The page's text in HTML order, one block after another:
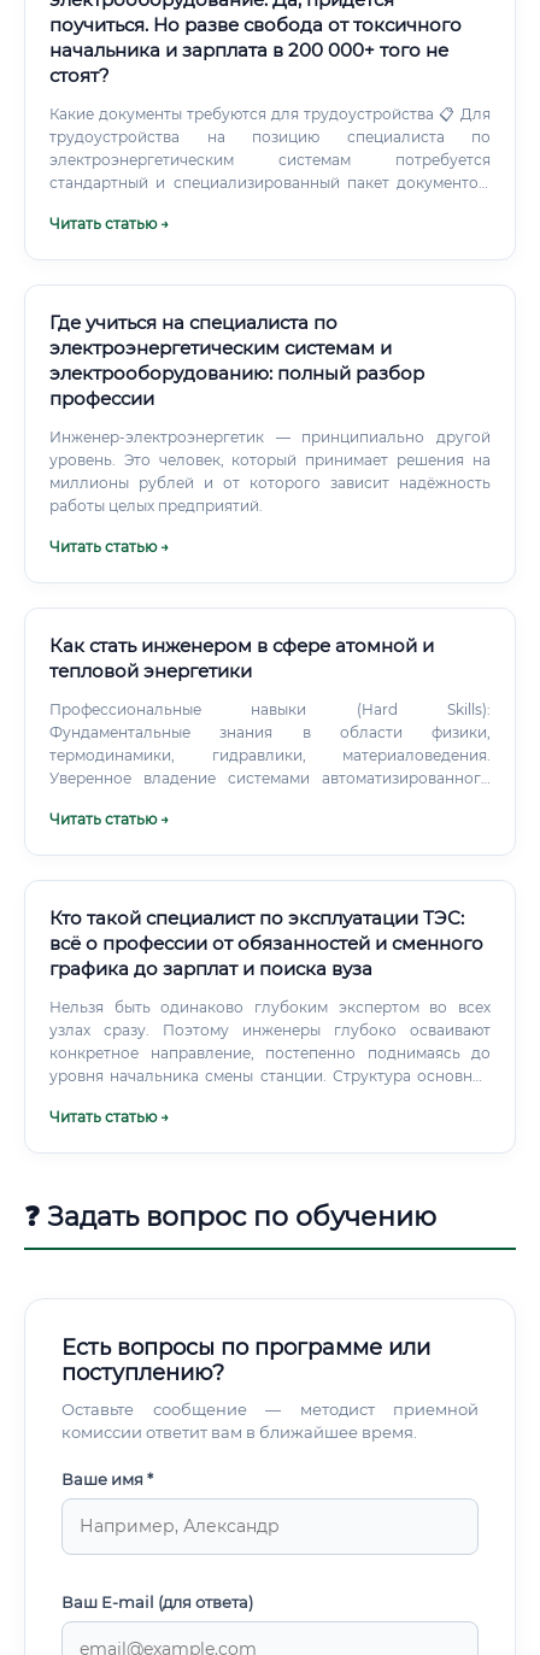
поучиться. Но разве свобода от токсичного
начальника и зарплата в 200 000+ того не
стоят?
Какие документы требуются для трудоустройства 📋 Для
трудоустройства на позицию специалиста по
электроэнергетическим системам потребуется
стандартный и специализированный пакет документов:
СНИЛС, ИНН ✅ Трудовая книжка (или сведения о
профилю ✅ Удостоверение по электробезопасности
(группа III, IV или V в зависимости от должности) ✅
Удостоверение по охране труда (проверка знаний
каждые 3 года) ✅ Удостоверение по промышленной
безопасности (для объектов повышенной опасности) ✅
Медицинская справка (форма 302н — обязательна для
работы с электроустановками выше 1000 В) ✅
Свидетельство о повышении квалификации (при
наличии) ⚠️ Без удостоверения по электробезопасности
самостоятельно работать с электроустановками — это
уровня подготовки: ✅ С чего начать: рекомендуется
начать с изучения базовой теории (ПУЭ, электротехника,
принципы работы электрических машин), параллельно
записаться на курсы по направлению и получить группу
допуска по электробезопасности.
Читать статью →
Где учиться на специалиста по
электроэнергетическим системам и
электрооборудованию: полный разбор
профессии
Инженер-электроэнергетик — принципиально другой
уровень. Это человек, который принимает решения на
миллионы рублей и от которого зависит надёжность
работы целых предприятий.
Читать статью →
Как стать инженером в сфере атомной и
тепловой энергетики
Профессиональные навыки (Hard Skills):
Фундаментальные знания в области физики,
термодинамики, гидравлики, материаловедения.
Уверенное владение системами автоматизированного
Revit, Aveva.
Читать статью →
Кто такой специалист по эксплуатации ТЭС:
всё о профессии от обязанностей и сменного
графика до зарплат и поиска вуза
Нельзя быть одинаково глубоким экспертом во всех
узлах сразу. Поэтому инженеры глубоко осваивают
конкретное направление, постепенно поднимаясь до
уровня начальника смены станции. Структура основных
образом: 🔥 Котельный цех — отвечает за подготовку
Читать статью →
❓ Задать вопрос по обучению
Есть вопросы по программе или
поступлению?
Оставьте сообщение — методист приемной
комиссии ответит вам в ближайшее время.
Ваше имя *
Ваш E-mail (для ответа)